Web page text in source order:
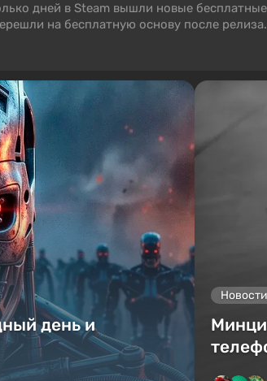
дней в Steam вышли новые
на бесплатную основу после
них есть аркадное ритм-приключение
день и
Новости